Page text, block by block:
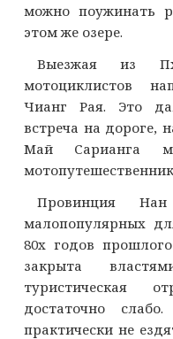
можно поужинать
этом же озере.
Выезжая из
мотоциклистов
Чианг Рая. Это
встреча на дороге,
Май Сарианга
Провинция
малопопулярных
80х годов
закрыта
туристическая
достаточно
практически не